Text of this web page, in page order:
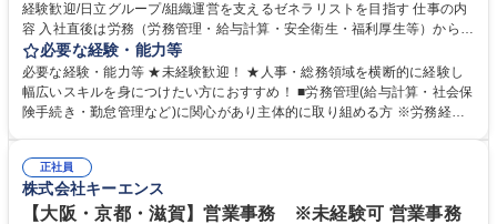
経験歓迎/日立グループ/組織運営を支えるゼネラリストを目指す 仕事の内
容 入社直後は労務（労務管理・給与計算・安全衛生・福利厚生等）からお
任せいたします。将来は総務・採用・教育業務へ守備範囲を広げ、組織運
営を支えるゼネラリストをめざせます。 ・初期業務：労働時間管理、給与
計算、社会保険対応、福利厚生管理、安全衛生、健康経営推進等をお任せ
します。ご経験に応じて、休職者管理など、幅広く経験を積んでいただき
幅広く経験を積みたい意欲がある方に最適な環境です。 募集職種 【総
務・人事】未経験歓迎/日立グループ/組織運営を支えるゼネラリストを目
指す
必要な経験・能力等
必要な経験・能力等 ★未経験歓迎！ ★人事・総務領域を横断的に経験し
幅広いスキルを身につけたい方におすすめ！ ■労務管理(給与計算・社会保
険手続き・勤怠管理など)に関心があり主体的に取り組める方 ※労務経験
のご経験 ■労務管理（給与計算・社会保険手続き・勤怠管理など）の経験
■衛生管理者の資格をお持ちの方 学歴・資格 学歴：大学院 大学 高専 短大
専修学校 高校 語学力： 資格：
正社員
株式会社キーエンス
【大阪・京都・滋賀】営業事務 ※未経験可 営業事務